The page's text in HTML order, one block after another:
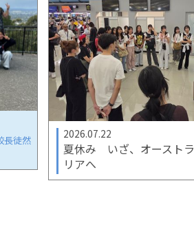
長徒然 2026.07.22
夏休み いざ、オーストラ
リアへ